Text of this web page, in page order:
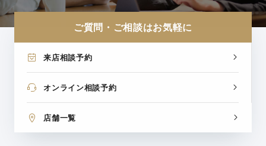
ご質問・ご相談はお気軽に
来店相談予約
オンライン相談予約
店舗一覧